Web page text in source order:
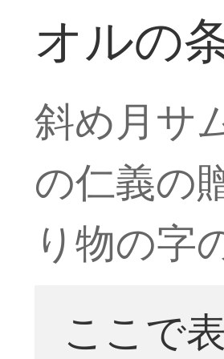
オルの
斜め月サ
の仁義の
り物の字
ここで